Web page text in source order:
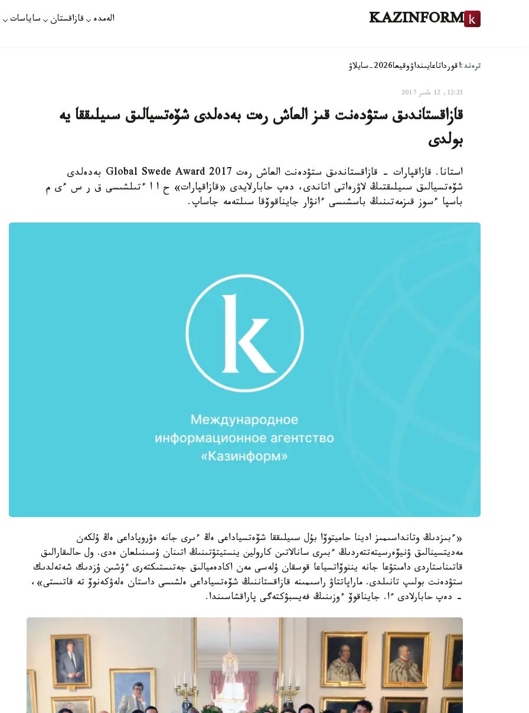
KAZINFORM الەمدە قازاقستان ساياسات
ترەند:اقورداتاعايىنداۋوقيعا2026-سايلاۋ
12:23, 12 مامىر 2017
قازاقستاندىق ستۋدەنت قىز العاش رەت بەدەلدى شۆەتسيالىق سىيلىققا يە
بولدى
استانا. قازاقپارات - قازاقستاندىق ستۋدەنت العاش رەت Global Swede Award 2017 بەدەلدى
شۆەتسيالىق سىيلىقتىڭ لاۋرەاتى اتاندى، دەپ حابارلايدى «قازاقپارات» ح ا ا ءتىلشىسى ق ر س ءى م
باسپا ءسوز قىزمەتىنىڭ باسشىسى ءانۋار جايناقوۆقا سىلتەمە جاساپ.
«ءبىزدىڭ وتانداسىمىز ادينا حاميتوۆا بۇل سىيلىققا شۆەتسياداعى ەڭ ءىرى جانە ەۋروپاداعى ەڭ ۇلكەن
مەديتسينالىق ۋنيۆەرسيتەتتەردىڭ ءبىرى سانالاتىن كارولين ينستيتۋتىنىڭ اتىنان ۇسىنىلعان ەدى. ول حالىقارالىق
قاتىناستاردى دامىتۋعا جانە يننوۆاتسياعا قوسقان ۇلەسى مەن اكادەميالىق جەتىستىكتەرى ءۇشىن ۇزدىك شەتەلدىك
ستۋدەنت بولىپ تانىلدى. ماراپاتتاۋ راسىمىنە قازاقستاننىڭ شۆەتسياداعى ەلشىسى داستان ەلەۋكەنوۆ تە قاتىستى»،
- دەپ حابارلادى ءا. جايناقوۆ ءوزىنىڭ فەيسبۋكتەگى پاراقشاسىندا.